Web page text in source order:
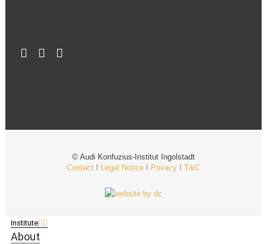
© Audi Konfuzius-Institut Ingolstadt
Contact
Legal Notice Privacy IT&C
Institute
About